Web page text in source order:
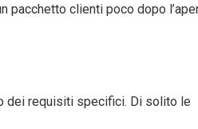
pacchetto clienti poco dopo
dei requisiti specifici. Di solito le